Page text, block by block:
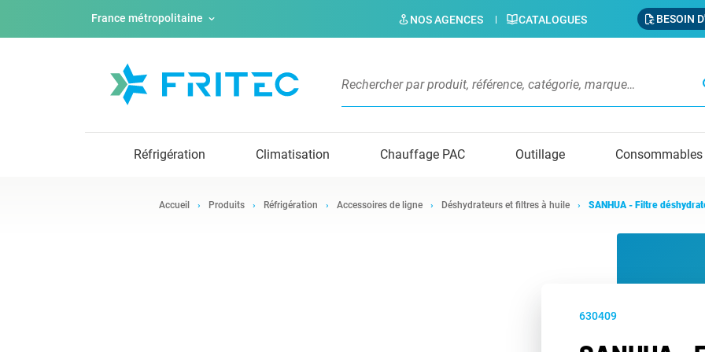
France métropolitaine NOS AGENCES CATALOGUES BESOIN
Réfrigération Climatisation Chauffage PAC Outillage Consommables
Accueil Produits Réfrigération Accessoires de ligne Déshydrateurs et filtres à huile SANHUA - Filtre
630409